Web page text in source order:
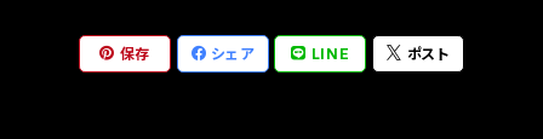
保存 シェア LINE ポスト